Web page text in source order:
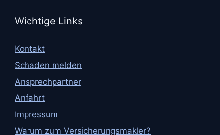
Wichtige Links
Kontakt
Schaden melden
Ansprechpartner
Anfahrt
Impressum
Warum zum Versicherungsmakler?